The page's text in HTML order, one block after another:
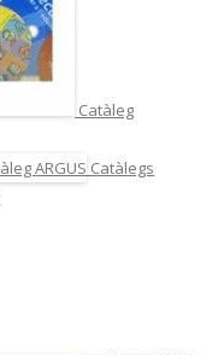
Catàleg
Catàlegs